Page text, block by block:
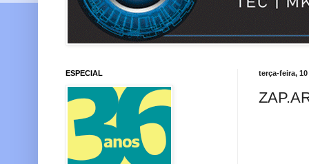
terça-feira,
ESPECIAL